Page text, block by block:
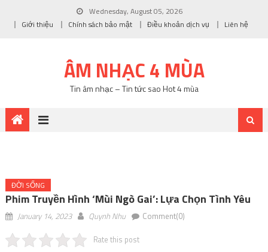
Wednesday, August 05, 2026
Giới thiệu
Chính sách bảo mật Điều khoản dịch vụ Liên hệ
ÂM NHẠC 4 MÙA
Tin âm nhạc – Tin tức sao Hot 4 mùa
ĐỜI SỐNG
Phim Truyền Hình ‘Mùi Ngò Gai’: Lựa Chọn Tình Yêu
January 14, 2023 Quynh Nhu Comment(0)
Rate this post